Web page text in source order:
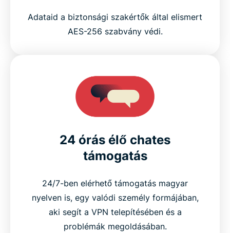
Adataid a biztonsági szakértők által elismert
AES-256 szabvány védi.
24 órás élő chates
támogatás
24/7-ben elérhető támogatás magyar
nyelven is, egy valódi személy formájában,
aki segít a VPN telepítésében és a
problémák megoldásában.